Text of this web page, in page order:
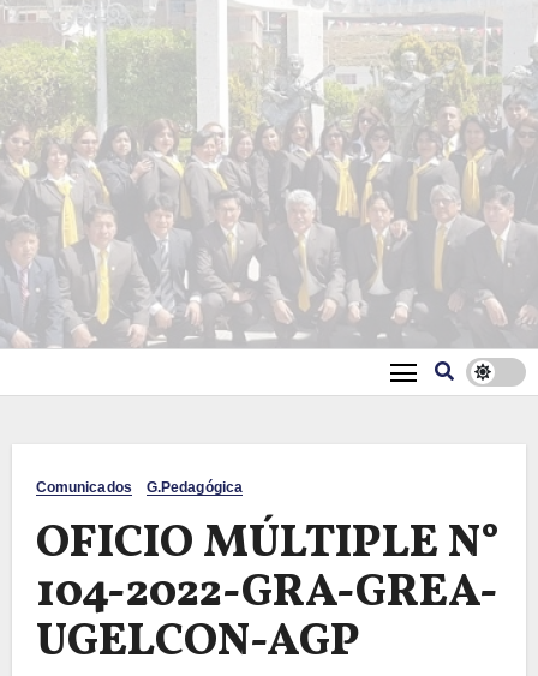
Comunicados G.Pedagógica
OFICIO MÚLTIPLE N°
104-2022-GRA-GREA-
UGELCON-AGP